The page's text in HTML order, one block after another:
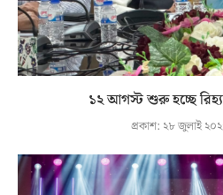
১২ আগস্ট শুরু হচ্ছে
প্রকাশ: ২৮ জুলাই